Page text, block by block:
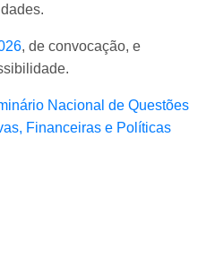
, de convocação, e
Nacional de Questões
Financeiras e Políticas